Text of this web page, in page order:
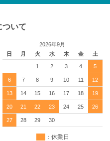
ついて
2026年9月
日
月 火 水 木 金 土
1 2 3 4 5
6 7 8 9 10 11 12
13 14 15 16 17 18 19
20 21 22 23 24 25 26
27 28 29 30
：休業日